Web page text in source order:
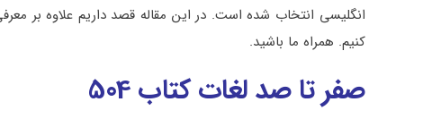
کنیم. همراه ما باشید.
صفر تا صد لغات کتاب 504